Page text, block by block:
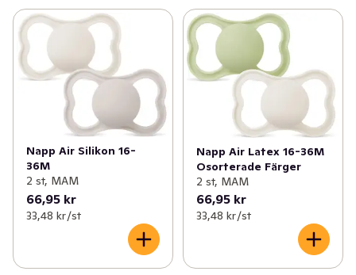
kolikbarn/ Marknadsundersökning, USA 2010, testad av
35 föräldrar med kolikbarn. **Marknadsundersökning
2009-2023, testad på 1808 bebisar.  ***Global Product
Carbon Footprint Study, Österrike 2017, genomförd av
Denkstatt. "
Napp Air Silikon 16-
36M
2 st, MAM
66,95 kr
33,48 kr /st
Napp Air Latex 16-36M
Osorterade Färger
2 st, MAM
66,95 kr
33,48 kr /st